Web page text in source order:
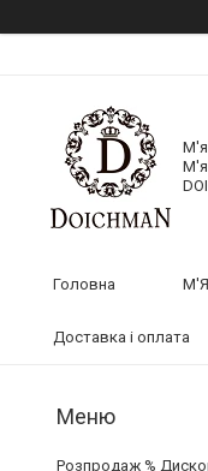
Головна
Доставка і оплата
Розпродаж %